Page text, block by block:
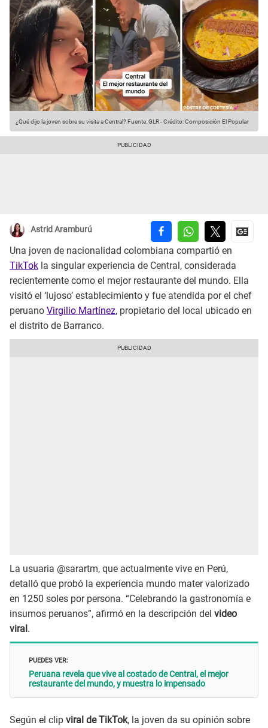
¿Qué dijo la joven sobre su visita a Central?Fuente: GLR-Crédito: Composición El Popular
Astrid Aramburú
Una joven de nacionalidad colombiana compartió en
TikTok la singular experiencia de Central, considerada
recientemente como el mejor restaurante del mundo. Ella
visitó el ‘lujoso’ establecimiento y fue atendida por el chef
peruano Virgilio Martínez, propietario del local ubicado en
el distrito de Barranco.
La usuaria @sarartm, que actualmente vive en Perú,
detalló que probó la experiencia mundo mater valorizado
en 1250 soles por persona. “Celebrando la gastronomía e
insumos peruanos”, afirmó en la descripción del video
viral.
PUEDES VER:
Peruana revela que vive al costado de Central, el mejor
restaurante del mundo, y muestra lo impensado
Según el clip viral de TikTok, la joven da su opinión sobre